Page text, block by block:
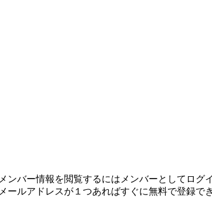
メンバー情報を閲覧するにはメンバーとしてログ
メールアドレスが１つあればすぐに無料で登録で